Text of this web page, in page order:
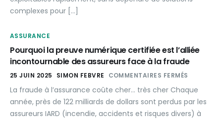
complexes pour […]
ASSURANCE
Pourquoi la preuve numérique certifiée est l’alliée
incontournable des assureurs face à la fraude
25 JUIN 2025 SIMON FEBVRE COMMENTAIRES FERMÉS
La fraude à l’assurance coûte cher… très cher Chaque
année, près de 122 milliards de dollars sont perdus par les
assureurs IARD (incendie, accidents et risques divers) à